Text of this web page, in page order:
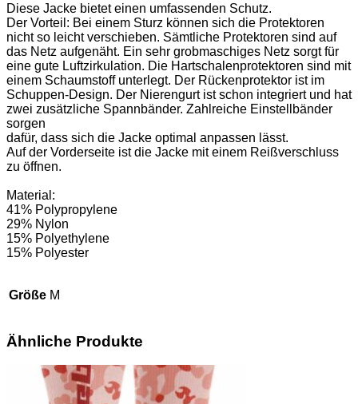
Diese Jacke bietet einen umfassenden Schutz.
Der Vorteil: Bei einem Sturz können sich die Protektoren
nicht so leicht verschieben. Sämtliche Protektoren sind auf
das Netz aufgenäht. Ein sehr grobmaschiges Netz sorgt für
eine gute Luftzirkulation. Die Hartschalenprotektoren sind mit
einem Schaumstoff unterlegt. Der Rückenprotektor ist im
Schuppen-Design. Der Nierengurt ist schon integriert und hat
zwei zusätzliche Spannbänder. Zahlreiche Einstellbänder
sorgen
dafür, dass sich die Jacke optimal anpassen lässt.
Auf der Vorderseite ist die Jacke mit einem Reißverschluss
zu öffnen.
Material:
41% Polypropylene
29% Nylon
15% Polyethylene
15% Polyester
Größe M
Ähnliche Produkte